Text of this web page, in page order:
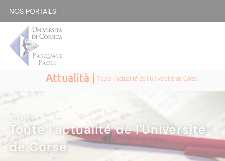
NOS PORTAILS :
Attualità |Toute l'actualité de l'Université de Corse
ATTUALITÀ|
Toute l'actualité de l'Université
de Corse